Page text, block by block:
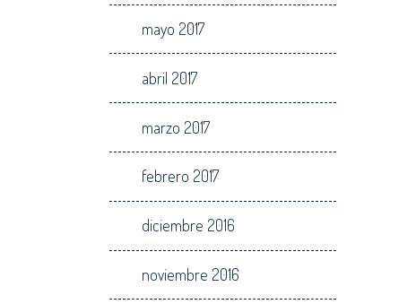
mayo 2017
abril 2017
marzo 2017
febrero 2017
diciembre 2016
noviembre 2016